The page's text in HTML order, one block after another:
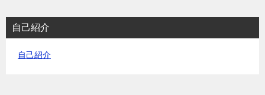
自己紹介
自己紹介